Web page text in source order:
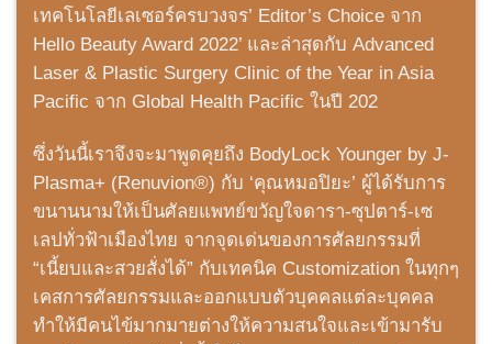
เทคโนโลยีเลเซอร์ครบวงจร’ Editor’s Choice จาก
Hello Beauty Award 2022’ และล่าสุดกับ Advanced
Laser & Plastic Surgery Clinic of the Year in Asia
Pacific จาก Global Health Pacific ในปี 202
ซึ่งวันนี้เราจึงจะมาพูดคุยถึง BodyLock Younger by J-
Plasma+ (Renuvion®) กับ ‘คุณหมอปิยะ’ ผู้ได้รับการ
ขนานนามให้เป็นศัลยแพทย์ขวัญใจดารา-ซุปตาร์-เซ
เลปทั่วฟ้าเมืองไทย จากจุดเด่นของการศัลยกรรมที่
“เนี้ยบและสวยสั่งได้” กับเทคนิค Customization ในทุกๆ
เคสการศัลยกรรมและออกแบบตัวบุคคลแต่ละบุคคล
ทำให้มีคนไข้มากมายต่างให้ความสนใจและเข้ามารับ